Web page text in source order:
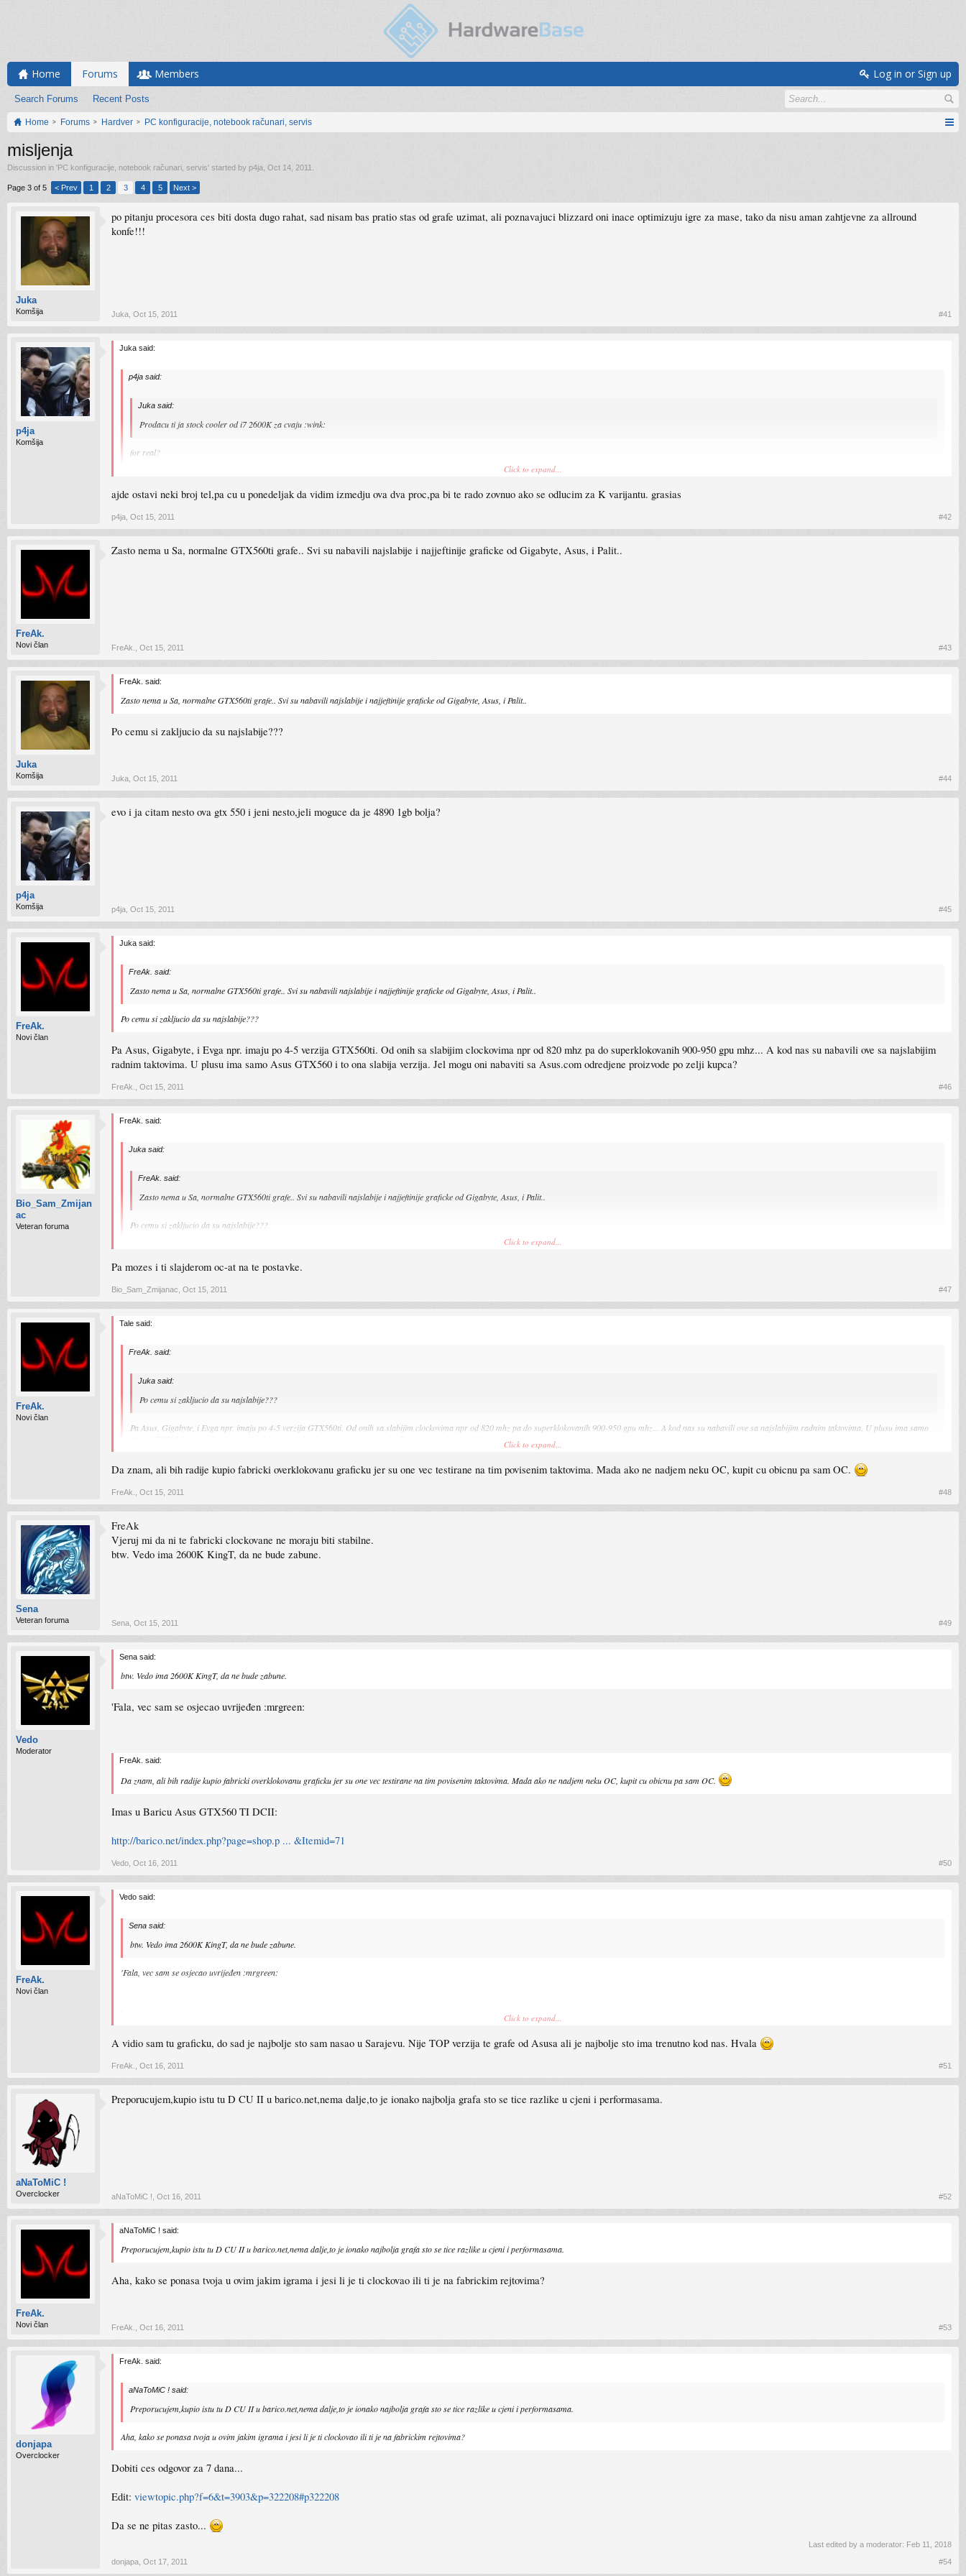
Home Forums
Search Forums Recent Posts
Members Log in or Sign up
Home Forums Hardver PC konfiguracije, notebook računari, servis
misljenja
Discussion in 'PC konfiguracije, notebook računari, servis' started by p4ja Oct 14, 2011
Page 3 of 5 < Prev 1 2 3 4 5 Next >
Juka
Komšija
po pitanju procesora ces biti dosta dugo rahat, sad nisam bas pratio stas od grafe uzimat, ali poznavajuci blizzard oni inace optimizuju igre za mase, tako da nisu aman zahtjevne za allround
konfe!!!
Juka Oct 15, 2011 #41
p4ja
Komšija
Juka said:
p4ja said:
Juka said:
Prodacu ti ja stock cooler od i7 2600K za cvaju :wink:
for real?
Click to expand...
ajde ostavi neki broj tel,pa cu u ponedeljak da vidim izmedju ova dva proc,pa bi te rado zovnuo ako se odlucim za K varijantu. grasias
p4ja Oct 15, 2011 #42
FreAk.
Novi član
Zasto nema u Sa, normalne GTX560ti grafe.. Svi su nabavili najslabije i najjeftinije graficke od Gigabyte, Asus, i Palit..
FreAk. Oct 15, 2011 #43
Juka
Komšija
FreAk. said:
Zasto nema u Sa, normalne GTX560ti grafe.. Svi su nabavili najslabije i najjeftinije graficke od Gigabyte, Asus, i Palit..
Po cemu si zakljucio da su najslabije???
Juka Oct 15, 2011 #44
p4ja
Komšija
evo i ja citam nesto ova gtx 550 i jeni nesto,jeli moguce da je 4890 1gb bolja?
p4ja Oct 15, 2011 #45
FreAk.
Novi član
Juka said:
FreAk. said:
Zasto nema u Sa, normalne GTX560ti grafe.. Svi su nabavili najslabije i najjeftinije graficke od Gigabyte, Asus, i Palit..
Po cemu si zakljucio da su najslabije???
Pa Asus, Gigabyte, i Evga npr. imaju po 4-5 verzija GTX560ti. Od onih sa slabijim clockovima npr od 820 mhz pa do superklokovanih 900-950 gpu mhz... A kod nas su nabavili ove sa najslabijim
radnim taktovima. U plusu ima samo Asus GTX560 i to ona slabija verzija. Jel mogu oni nabaviti sa Asus.com odredjene proizvode po zelji kupca?
FreAk. Oct 15, 2011 #46
Bio_Sam_Zmijan
ac
Veteran foruma
FreAk. said:
Juka said:
FreAk. said:
Zasto nema u Sa, normalne GTX560ti grafe.. Svi su nabavili najslabije i najjeftinije graficke od Gigabyte, Asus, i Palit..
Po cemu si zakljucio da su najslabije???
GTX560 i to ona slabija verzija. Jel mogu oni nabaviti sa Asus.com odredjene proizvode po zelji kupca?
Click to expand...
Pa mozes i ti slajderom oc-at na te postavke.
Bio_Sam_Zmijanac Oct 15, 2011 #47
FreAk.
Novi član
Tale said:
FreAk. said:
Juka said:
Po cemu si zakljucio da su najslabije???
Pa Asus, Gigabyte, i Evga npr. imaju po 4-5 verzija GTX560ti. Od onih sa slabijim clockovima npr od 820 mhz pa do superklokovanih 900-950 gpu mhz... A kod nas su nabavili ove sa najslabijim radnim taktovima. U plusu ima samo
Pa mozes i ti slajderom oc-at na te postavke.
Click to expand...
Da znam, ali bih radije kupio fabricki overklokovanu graficku jer su one vec testirane na tim povisenim taktovima. Mada ako ne nadjem neku OC, kupit cu obicnu pa sam OC.
FreAk. Oct 15, 2011 #48
Sena
Veteran foruma
FreAk
Vjeruj mi da ni te fabricki clockovane ne moraju biti stabilne.
btw. Vedo ima 2600K KingT, da ne bude zabune.
Sena Oct 15, 2011 #49
Vedo
Moderator
Sena said:
btw. Vedo ima 2600K KingT, da ne bude zabune.
'Fala, vec sam se osjecao uvrijeđen :mrgreen:
FreAk. said:
Da znam, ali bih radije kupio fabricki overklokovanu graficku jer su one vec testirane na tim povisenim taktovima. Mada ako ne nadjem neku OC, kupit cu obicnu pa sam OC.
Imas u Baricu Asus GTX560 TI DCII:
http://barico.net/index.php?page=shop.p ... &Itemid=71
Vedo Oct 16, 2011 #50
FreAk.
Novi član
Vedo said:
Sena said:
btw. Vedo ima 2600K KingT, da ne bude zabune.
'Fala, vec sam se osjecao uvrijeđen :mrgreen:
Da znam, ali bih radije kupio fabricki overklokovanu graficku jer su one vec testirane na tim povisenim taktovima. Mada ako ne nadjem neku OC, kupit cu obicnu pa sam OC.
Imas u Baricu Asus GTX560 TI DCII:
http://barico.net/index.php?page=shop.p ... &Itemid=71
Click to expand...
A vidio sam tu graficku, do sad je najbolje sto sam nasao u Sarajevu. Nije TOP verzija te grafe od Asusa ali je najbolje sto ima trenutno kod nas. Hvala
FreAk. Oct 16, 2011 #51
aNaToMiC !
Overclocker
Preporucujem,kupio istu tu D CU II u barico.net,nema dalje,to je ionako najbolja grafa sto se tice razlike u cjeni i performasama.
aNaToMiC ! Oct 16, 2011 #52
FreAk.
Novi član
aNaToMiC ! said:
Preporucujem,kupio istu tu D CU II u barico.net,nema dalje,to je ionako najbolja grafa sto se tice razlike u cjeni i performasama.
Aha, kako se ponasa tvoja u ovim jakim igrama i jesi li je ti clockovao ili ti je na fabrickim rejtovima?
FreAk. Oct 16, 2011 #53
donjapa
Overclocker
FreAk. said:
aNaToMiC ! said:
Preporucujem,kupio istu tu D CU II u barico.net,nema dalje,to je ionako najbolja grafa sto se tice razlike u cjeni i performasama.
Aha, kako se ponasa tvoja u ovim jakim igrama i jesi li je ti clockovao ili ti je na fabrickim rejtovima?
Dobiti ces odgovor za 7 dana...
Edit: viewtopic.php?f=6&t=3903&p=322208#p322208
Da se ne pitas zasto...
Last edited by a moderator: Feb 11, 2018
donjapa Oct 17, 2011 #54